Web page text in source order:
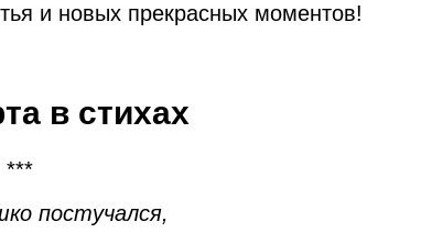
и новых прекрасных моментов!
в стихах
***
постучался,